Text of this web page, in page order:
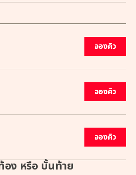
จองคิว
จองคิว
จองคิว
อง หรือ บั้นท้าย